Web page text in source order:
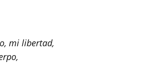
mi libertad,